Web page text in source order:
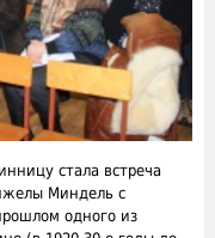
стала встреча
Миндель с
одного из